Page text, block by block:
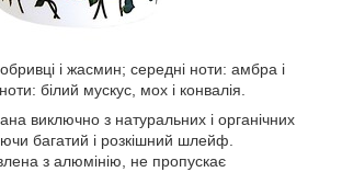
і жасмин; середні ноти: амбра і
білий мускус, мох і конвалія.
виключно з натуральних і органічних
багатий і розкішний шлейф.
з алюмінію, не пропускає